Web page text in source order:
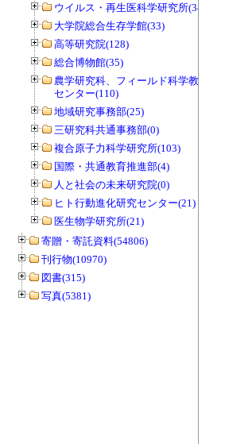
ウイルス・再生医科学研究所(34)
大学院総合生存学館(33)
高等研究院(128)
総合博物館(35)
農学研究科、フィールド科学教育研究
センター(110)
地域研究事務部(25)
三研究科共通事務部(0)
複合原子力科学研究所(103)
国際・共通教育推進部(4)
人と社会の未来研究院(0)
ヒト行動進化研究センター(21)
医生物学研究所(21)
寄贈・寄託資料(54806)
刊行物(10970)
図書(315)
写真(5381)